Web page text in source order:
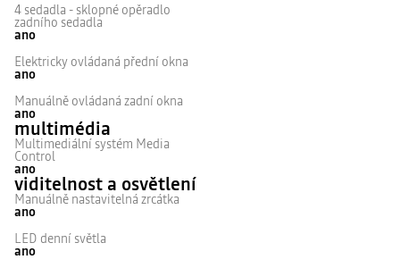
4 sedadla - sklopné opěradlo
zadního sedadla
ano
Elektricky ovládaná přední okna
ano
Manuálně ovládaná zadní okna
ano
multimédia
Multimediální systém Media
Control
ano
viditelnost a osvětlení
Manuálně nastavitelná zrcátka
ano
LED denní světla
ano